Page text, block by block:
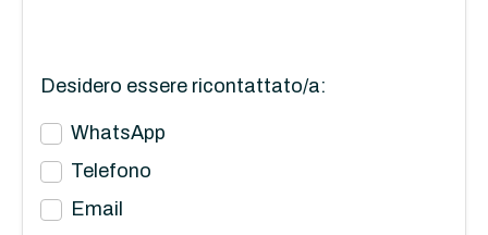
Desidero essere ricontattato/a:
WhatsApp
Telefono
Email